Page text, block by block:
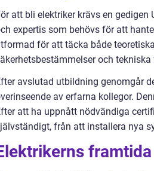
att bli elektriker krävs en
expertis som behövs för att
för att täcka både
och tekniska
avslutad utbildning genomgår
av erfarna kollegor.
att ha uppnått nödvändiga
från att installera nya